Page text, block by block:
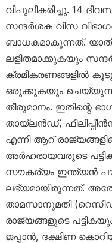
വിപുലീകരിച്ചു. 14
സന്ദർശക വിസ
ബാധകമാകുന്നത്.
ലളിതമാക്കുകയും
ക്രമീകരണങ്ങളിൽ
ഒരുക്കുകയും
തീരുമാനം. ഇതിന്റെ
തായ്‌ലൻഡ്,
എന്നീ ആറ്
അർഹരായവരുടെ
സൗകര്യം ഇന്ത്യൻ
ലഭ്യമായിരുന്നത്.
താമസാനുമതി
രാജ്യങ്ങളുടെ
ജപ്പാൻ, ദക്ഷിണ